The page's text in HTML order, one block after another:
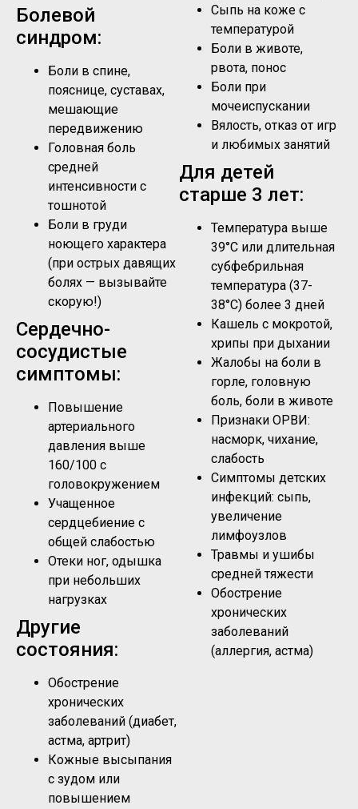
Болевой
синдром:
Боли в спине,
пояснице, суставах,
мешающие
передвижению
Головная боль
средней
интенсивности с
тошнотой
Боли в груди
ноющего характера
(при острых давящих
болях — вызывайте
скорую!)
Сердечно-
сосудистые
симптомы:
Повышение
артериального
давления выше
160/100 с
головокружением
Учащенное
сердцебиение с
общей слабостью
Отеки ног, одышка
при небольших
нагрузках
Другие
состояния:
Обострение
хронических
заболеваний (диабет,
астма, артрит)
Кожные высыпания
с зудом или
повышением
Сыпь на коже с
температурой
Боли в животе,
рвота, понос
Боли при
мочеиспускании
Вялость, отказ от игр
и любимых занятий
Для детей
старше 3 лет:
Температура выше
39°C или длительная
субфебрильная
температура (37-
38°C) более 3 дней
Кашель с мокротой,
хрипы при дыхании
Жалобы на боли в
горле, головную
боль, боли в животе
Признаки ОРВИ:
насморк, чихание,
слабость
Симптомы детских
инфекций: сыпь,
увеличение
лимфоузлов
Травмы и ушибы
средней тяжести
Обострение
хронических
заболеваний
(аллергия, астма)